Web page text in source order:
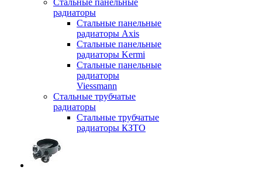
Стальные панельные
радиаторы
Стальные панельные
радиаторы Axis
Стальные панельные
радиаторы Kermi
Стальные панельные
радиаторы
Viessmann
Стальные трубчатые
радиаторы
Стальные трубчатые
радиаторы КЗТО